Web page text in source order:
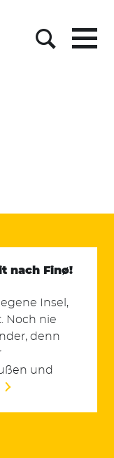
Menu
nach Finø!
Insel,
Noch nie
denn
und